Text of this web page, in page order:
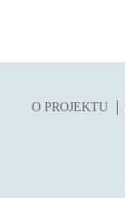
O PROJEKTU